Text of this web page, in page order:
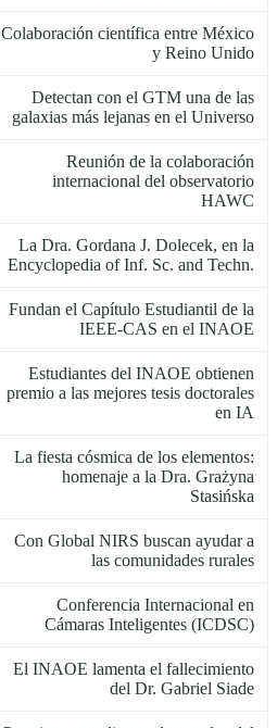
Colaboración científica entre México
y Reino Unido
Detectan con el GTM una de las
galaxias más lejanas en el Universo
Reunión de la colaboración
internacional del observatorio
HAWC
La Dra. Gordana J. Dolecek, en la
Encyclopedia of Inf. Sc. and Techn.
Fundan el Capítulo Estudiantil de la
IEEE-CAS en el INAOE
Estudiantes del INAOE obtienen
premio a las mejores tesis doctorales
en IA
La fiesta cósmica de los elementos:
homenaje a la Dra. Grażyna
Stasińska
Con Global NIRS buscan ayudar a
las comunidades rurales
Conferencia Internacional en
Cámaras Inteligentes (ICDSC)
El INAOE lamenta el fallecimiento
del Dr. Gabriel Siade